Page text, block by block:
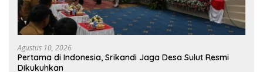
Agustus 10, 2026
Pertama di Indonesia, Srikandi Jaga Desa Sulut Resmi
Dikukuhkan